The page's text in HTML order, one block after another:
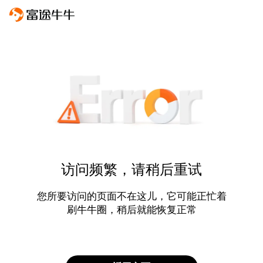
访问频繁，请稍后重试
您所要访问的页面不在这儿，它可能正忙着
刷牛牛圈，稍后就能恢复正常